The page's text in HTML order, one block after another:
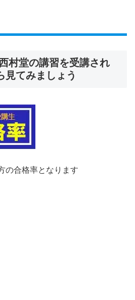
村堂の講習を受講され
見てみましょう
の合格率となります